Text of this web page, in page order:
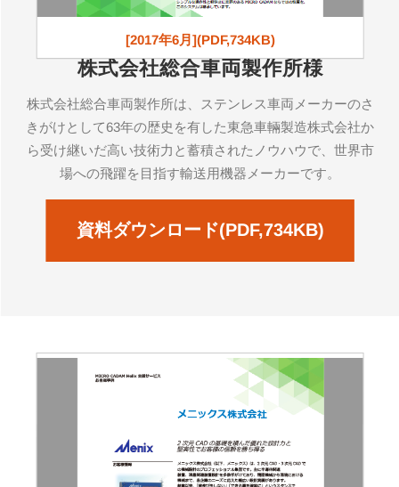
[2017年6月](PDF,734KB)
株式会社総合車両製作所様
株式会社総合車両製作所は、ステンレス車両メーカーのさ
きがけとして63年の歴史を有した東急車輛製造株式会社か
ら受け継いだ高い技術力と蓄積されたノウハウで、世界市
場への飛躍を目指す輸送用機器メーカーです。
資料ダウンロード(PDF,734KB)